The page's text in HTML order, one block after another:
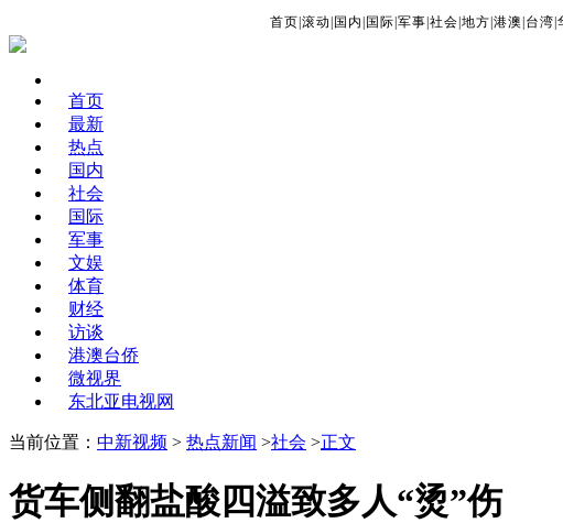
首页 滚动 国内 国际 军事 社会 地方 港澳 台湾
首页
最新
热点
国内
社会
国际
军事
文娱
体育
财经
访谈
港澳台侨
微视界
东北亚电视网
当前位置： 中新视频 > 热点新闻 >社会 >正文
货车侧翻盐酸四溢致多人“烫”伤